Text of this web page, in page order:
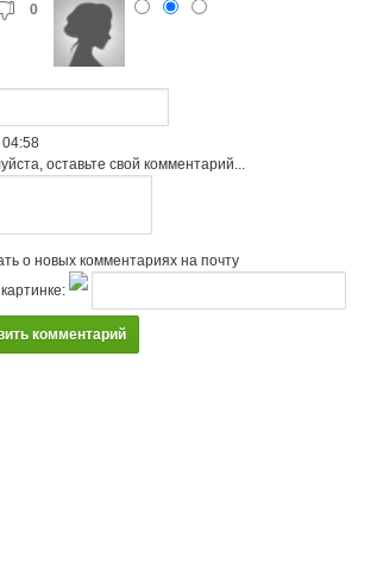
0
оставьте свой комментарий...
о новых комментариях на почту
комментарий